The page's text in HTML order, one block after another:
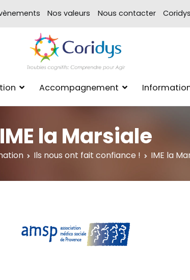
Nos valeurs Nous contacter
xpertise
Accompagnement
IME la Marsiale
Ils nous ont fait confiance ! IME la